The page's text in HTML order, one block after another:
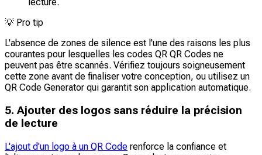
lecture.
💡 Pro tip
L'absence de zones de silence est l'une des raisons les plus
courantes pour lesquelles les codes QR QR Codes ne
peuvent pas être scannés. Vérifiez toujours soigneusement
cette zone avant de finaliser votre conception, ou utilisez un
QR Code Generator qui garantit son application automatique.
5. Ajouter des logos sans réduire la précision
de lecture
L'ajout d'un logo à un QR Code renforce la confiance et